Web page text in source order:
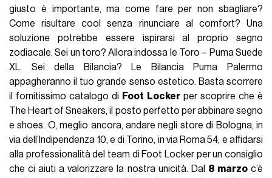
giusto è importante, ma come fare per non sbagliare?
Come risultare cool senza rinunciare al comfort? Una
soluzione potrebbe essere ispirarsi al proprio segno
zodiacale. Sei un toro? Allora indossa le Toro – Puma Suede
XL. Sei della Bilancia? Le Bilancia Puma Palermo
appagheranno il tuo grande senso estetico. Basta scorrere
il fornitissimo catalogo di Foot Lockerper scoprire che è
The Heart of Sneakers, il posto perfetto per abbinare segno
e shoes. O, meglio ancora, andare negli store di Bologna, in
via dell’Indipendenza 10, e di Torino, in via Roma 54, e affidarsi
alla professionalità del team di Foot Locker per un consiglio
che ci aiuti a valorizzare la nostra unicità. Dal 8 marzoc’è